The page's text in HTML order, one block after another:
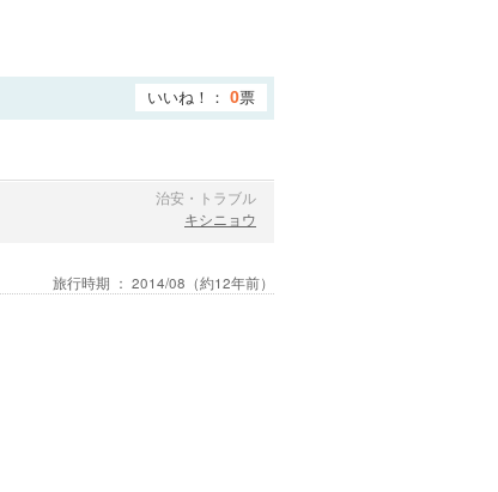
いいね！： 0票
治安・トラブル
キシニョウ
旅行時期 ： 2014/08 （約12年前）